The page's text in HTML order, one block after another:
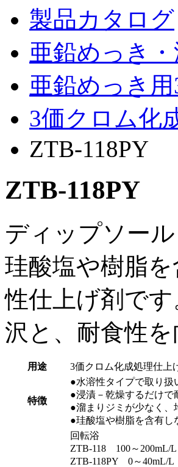
製品カタログ
亜鉛めっき・
亜鉛めっき
3価クロム化
ZTB-118PY
ZTB-118PY
ディップソー
珪酸塩や樹脂
性仕上げ剤で
沢と、耐食性
用途 3価クロム化成処理仕上
特徴
●水溶性タイプで取り扱
●浸漬－乾燥するだけで
●溜まりジミが少なく、
●珪酸塩や樹脂を含有し
回転浴
ZTB-118 100～200mL/L
ZTB-118PY 0～40mL/L